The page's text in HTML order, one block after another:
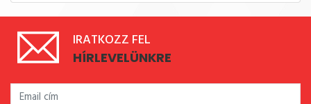
IRATKOZZ FEL
HÍRLEVELÜNKRE